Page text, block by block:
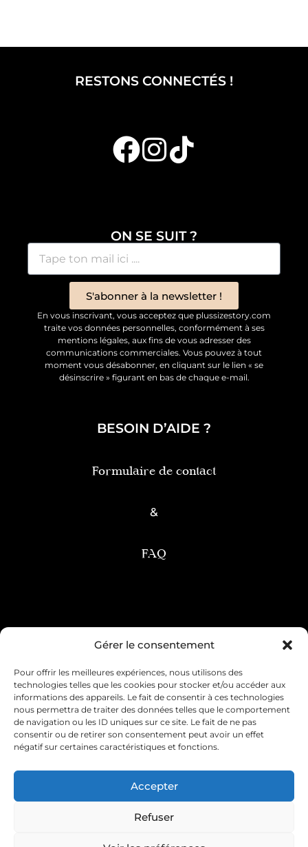
Gérer le consentement
Pour offrir les meilleures expériences, nous utilisons des
technologies telles que les cookies pour stocker et/ou accéder aux
informations des appareils. Le fait de consentir à ces technologies
nous permettra de traiter des données telles que le comportement
de navigation ou les ID uniques sur ce site. Le fait de ne pas
consentir ou de retirer son consentement peut avoir un effet
négatif sur certaines caractéristiques et fonctions.
Accepter
Refuser
RESTONS CONNECTÉS !
ON SE SUIT ?
S'abonner à la newsletter !
En vous inscrivant, vous acceptez que plussizestory.com
traite vos données personnelles, conformément à ses
mentions légales, aux fins de vous adresser des
communications commerciales. Vous pouvez à tout
moment vous désabonner, en cliquant sur le lien « se
désinscrire » figurant en bas de chaque e-mail.
BESOIN D’AIDE ?
Formulaire de contact
&
FAQ
Condition générale de vente
Mentions légales Livraison & retour
Contact & service client
Politique de cookies (UE)
Déclaration de confidentialité (UE)
Imprint